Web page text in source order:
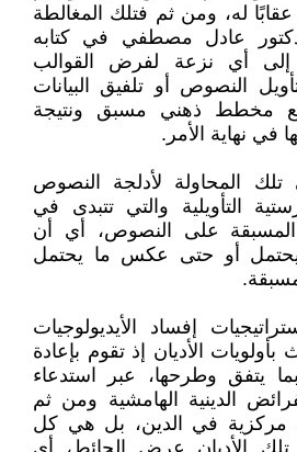
له، ومن ثم فتلك المغالطة
عادل مصطفي في كتابه
إلى أي نزعة لفرض القوالب
النصوص أو تلفيق البيانات
مخطط ذهني مسبق ونتيجة
في نهاية الأمر.
المحاولة لأدلجة النصوص
التأويلية والتي تتبدى في
المسبقة على النصوص، أي أن
أو حتى عكس ما يحتمل
إفساد الأيديولوجيات
بأولويات الأديان إذ تقوم بإعادة
يتفق وطرحها، عبر استدعاء
الدينية الهامشية ومن ثم
مركزية في الدين، بل هي كل